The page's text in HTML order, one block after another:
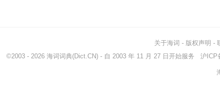
关于海词 - 版权声明 -
©2003 - 2026 海词词典(Dict.CN) - 自 2003 年 11 月 27 日开始服务 沪ICP